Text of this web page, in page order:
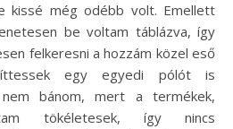
kissé még odébb volt. Emellett
be voltam táblázva, így
felkeresni a hozzám közel eső
egy egyedi pólót is
nem bánom, mert a termékek,
tökéletesek, így nincs